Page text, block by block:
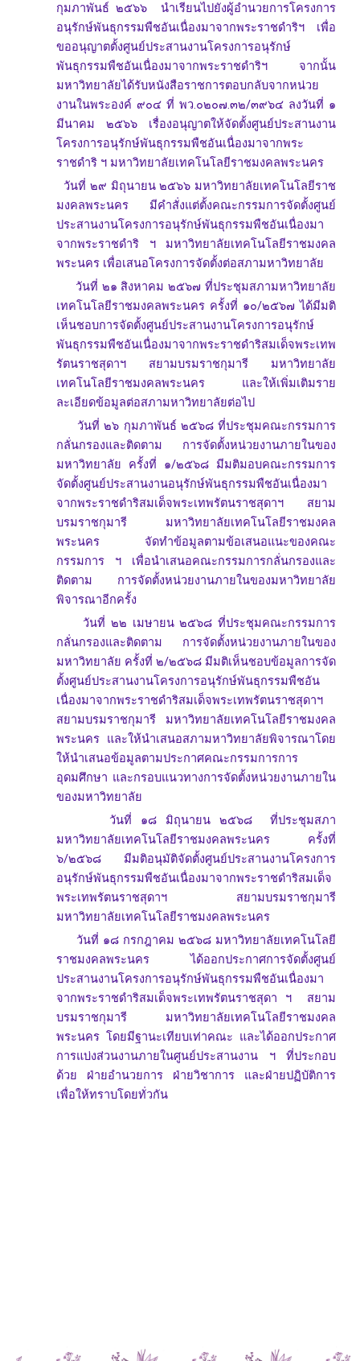
กุมภาพันธ์ ๒๕๖๖ นำเรียนไปยังผู้อำนวยการโครงการ
อนุรักษ์พันธุกรรมพืชอันเนื่องมาจากพระราชดำริฯ เพื่อ
ขออนุญาตตั้งศูนย์ประสานงานโครงการอนุรักษ์
พันธุกรรมพืชอันเนื่องมาจากพระราชดำริฯ จากนั้น
มหาวิทยาลัยได้รับหนังสือราชการตอบกลับจากหน่วย
งานในพระองค์ ๙๐๔ ที่ พว.๐๒๐๗.๓๒/๓๙๖๔ ลงวันที่ ๑
มีนาคม ๒๕๖๖ เรื่องอนุญาตให้จัดตั้งศูนย์ประสานงาน
โครงการอนุรักษ์พันธุกรรมพืชอันเนื่องมาจากพระ
ราชดำริ ฯ มหาวิทยาลัยเทคโนโลยีราชมงคลพระนคร
วันที่ ๒๙ มิถุนายน ๒๕๖๖ มหาวิทยาลัยเทคโนโลยีราช
มงคลพระนคร มีคำสั่งแต่ตั้งคณะกรรมการจัดตั้งศูนย์
ประสานงานโครงการอนุรักษ์พันธุกรรมพืชอันเนื่องมา
จากพระราชดำริ ฯ มหาวิทยาลัยเทคโนโลยีราชมงคล
พระนคร เพื่อเสนอโครงการจัดตั้งต่อสภามหาวิทยาลัย
วันที่ ๒๑ สิงหาคม ๒๕๖๗ ที่ประชุมสภามหาวิทยาลัย
เทคโนโลยีราชมงคลพระนคร ครั้งที่ ๑๐/๒๕๖๗ ได้มีมติ
เห็นชอบการจัดตั้งศูนย์ประสานงานโครงการอนุรักษ์
พันธุกรรมพืชอันเนื่องมาจากพระราชดำริสมเด็จพระเทพ
รัตนราชสุดาฯ สยามบรมราชกุมารี มหาวิทยาลัย
เทคโนโลยีราชมงคลพระนคร และให้เพิ่มเติมราย
ละเอียดข้อมูลต่อสภามหาวิทยาลัยต่อไป
วันที่ ๒๖ กุมภาพันธ์ ๒๕๖๘ ที่ประชุมคณะกรรมการ
กลั่นกรองและติดตาม การจัดตั้งหน่วยงานภายในของ
มหาวิทยาลัย ครั้งที่ ๑/๒๕๖๘ มีมติมอบคณะกรรมการ
จัดตั้งศูนย์ประสานงานอนุรักษ์พันธุกรรมพืชอันเนื่องมา
จากพระราชดำริสมเด็จพระเทพรัตนราชสุดาฯ สยาม
บรมราชกุมารี มหาวิทยาลัยเทคโนโลยีราชมงคล
พระนคร จัดทำข้อมูลตามข้อเสนอแนะของคณะ
กรรมการ ฯ เพื่อนำเสนอคณะกรรมการกลั่นกรองและ
ติดตาม การจัดตั้งหน่วยงานภายในของมหาวิทยาลัย
พิจารณาอีกครั้ง
วันที่ ๒๒ เมษายน ๒๕๖๘ ที่ประชุมคณะกรรมการ
กลั่นกรองและติดตาม การจัดตั้งหน่วยงานภายในของ
มหาวิทยาลัย ครั้งที่ ๒/๒๕๖๘ มีมติเห็นชอบข้อมูลการจัด
ตั้งศูนย์ประสานงานโครงการอนุรักษ์พันธุกรรมพืชอัน
เนื่องมาจากพระราชดำริสมเด็จพระเทพรัตนราชสุดาฯ
สยามบรมราชกุมารี มหาวิทยาลัยเทคโนโลยีราชมงคล
พระนคร และให้นำเสนอสภามหาวิทยาลัยพิจารณาโดย
ให้นำเสนอข้อมูลตามประกาศคณะกรรมการการ
อุดมศึกษา และกรอบแนวทางการจัดตั้งหน่วยงานภายใน
ของมหาวิทยาลัย
วันที่ ๑๘ มิถุนายน ๒๕๖๘ ที่ประชุมสภา
มหาวิทยาลัยเทคโนโลยีราชมงคลพระนคร ครั้งที่
๖/๒๕๖๘ มีมติอนุมัติจัดตั้งศูนย์ประสานงานโครงการ
อนุรักษ์พันธุกรรมพืชอันเนื่องมาจากพระราชดำริสมเด็จ
พระเทพรัตนราชสุดาฯ สยามบรมราชกุมารี
มหาวิทยาลัยเทคโนโลยีราชมงคลพระนคร
วันที่ ๑๘ กรกฎาคม ๒๕๖๘ มหาวิทยาลัยเทคโนโลยี
ราชมงคลพระนคร ได้ออกประกาศการจัดตั้งศูนย์
ประสานงานโครงการอนุรักษ์พันธุกรรมพืชอันเนื่องมา
จากพระราชดำริสมเด็จพระเทพรัตนราชสุดา ฯ สยาม
บรมราชกุมารี มหาวิทยาลัยเทคโนโลยีราชมงคล
พระนคร โดยมีฐานะเทียบเท่าคณะ และได้ออกประกาศ
การแบ่งส่วนงานภายในศูนย์ประสานงาน ฯ ที่ประกอบ
ด้วย ฝ่ายอำนวยการ ฝ่ายวิชาการ และฝ่ายปฏิบัติการ
เพื่อให้ทราบโดยทั่วกัน